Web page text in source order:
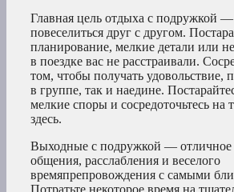
Главная цель отдыха с подружкой —
повеселиться друг с другом.
планирование, мелкие детали или
в поездке вас не расстраивали.
том, чтобы получать удовольствие,
в группе, так и наедине.
мелкие споры и сосредоточьтесь на
здесь.
Выходные с подружкой — отличное
общения, расслабления и веселого
времяпрепровождения с самыми